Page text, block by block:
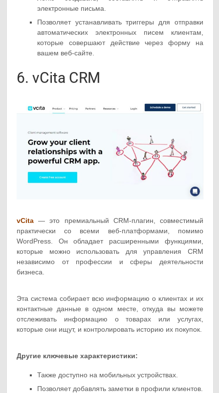
электронные письма.
Позволяет устанавливать триггеры для отправки
автоматических электронных писем клиентам,
которые совершают действие через форму на
вашем веб-сайте.
6. vCita CRM
vCita — это премиальный CRM-плагин, совместимый
практически со всеми веб-платформами, помимо
WordPress. Он обладает расширенными функциями,
которые можно использовать для управления CRM
независимо от профессии и сферы деятельности
бизнеса.
Эта система собирает всю информацию о клиентах и ​​их
контактные данные в одном месте, откуда вы можете
отслеживать информацию о товарах или услугах,
которые они ищут, и контролировать историю их покупок.
Другие ключевые характеристики:
Также доступно на мобильных устройствах.
Позволяет добавлять заметки в профили клиентов.